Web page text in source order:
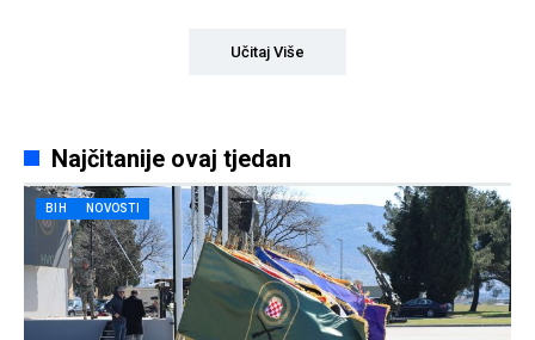
Učitaj Više
Najčitanije ovaj tjedan
BIH NOVOSTI